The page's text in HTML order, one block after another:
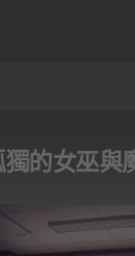
獨的女巫與